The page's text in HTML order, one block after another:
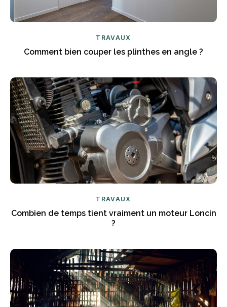
TRAVAUX
Comment bien couper les plinthes en angle ?
TRAVAUX
Combien de temps tient vraiment un moteur Loncin
?